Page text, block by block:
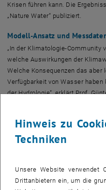
Krisen führen kann. Die
„Nature Water“ publiziert.
Modell-Ansatz und
„In der Klimatologie-Community
welche Auswirkungen der
Welche Konsequenzen das aber
Verfügbarkeit von Wasser
der Hydrologie“, erklärt Prof.
Lokal lässt sich oft sehr gut
zusammenhängt – das wird an
man aus solchen
Hinweis zu
Techniken
Unsere Website verwendet
Drittanbietern ein, um die